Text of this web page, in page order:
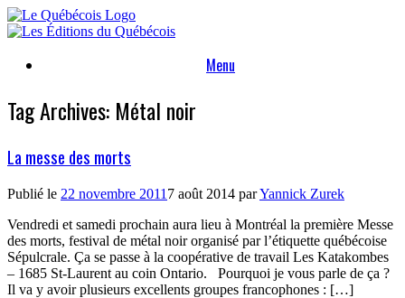
Skip
to
Menu
Tag Archives: Métal noir
La messe des morts
Publié le 22 novembre 2011 7 août 2014 parYannick Zurek
Vendredi et samedi prochain aura lieu à Montréal la première Messe
des morts, festival de métal noir organisé par l’étiquette québécoise
Sépulcrale. Ça se passe à la coopérative de travail Les Katakombes
– 1685 St-Laurent au coin Ontario. Pourquoi je vous parle de ça ?
Il va y avoir plusieurs excellents groupes francophones : […]